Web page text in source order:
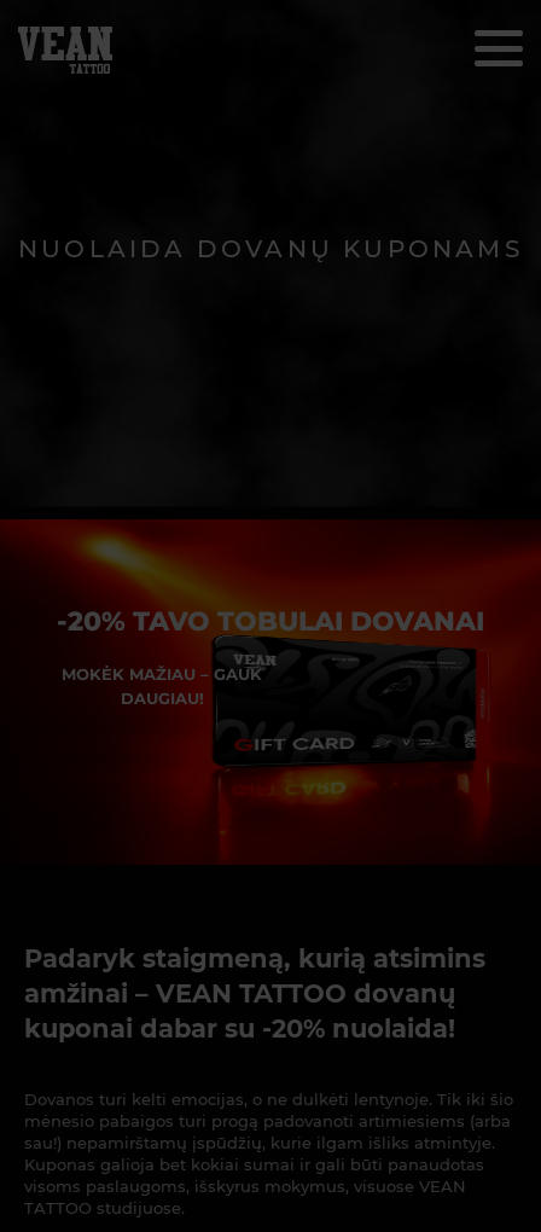
NUOLAIDA DOVANŲ KUPONAMS
-20% TAVO TOBULAI DOVANAI
MOKĖK MAŽIAU – GAUK
DAUGIAU!
Padaryk staigmeną, kurią atsimins
amžinai – VEAN TATTOO dovanų
kuponai dabar su -20% nuolaida!
Dovanos turi kelti emocijas, o ne dulkėti lentynoje. Tik iki šio
mėnesio pabaigos turi progą padovanoti artimiesiems (arba
sau!) nepamirštamų įspūdžių, kurie ilgam išliks atmintyje.
Kuponas galioja bet kokiai sumai ir gali būti panaudotas
visoms paslaugoms, išskyrus mokymus, visuose VEAN
TATTOO studijuose.